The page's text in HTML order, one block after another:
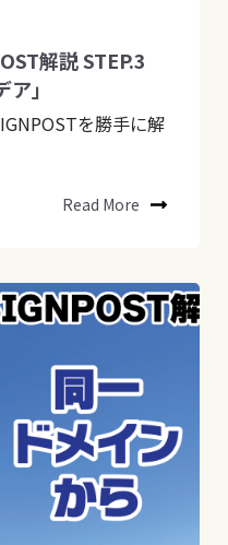
解説 STEP.3
」
を勝手に解
Read More